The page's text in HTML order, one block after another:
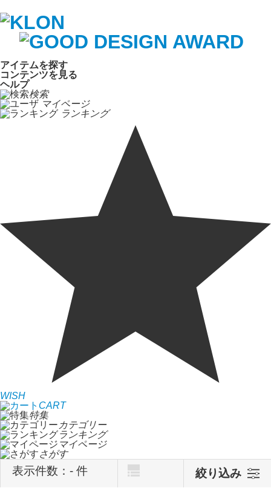
アイテムを探す
コンテンツを見る
ヘルプ
検索
マイページ
ランキング
WISH
CART
特集
カテゴリー
ランキング
マイページ
さがす
表示件数：- 件 絞り込み